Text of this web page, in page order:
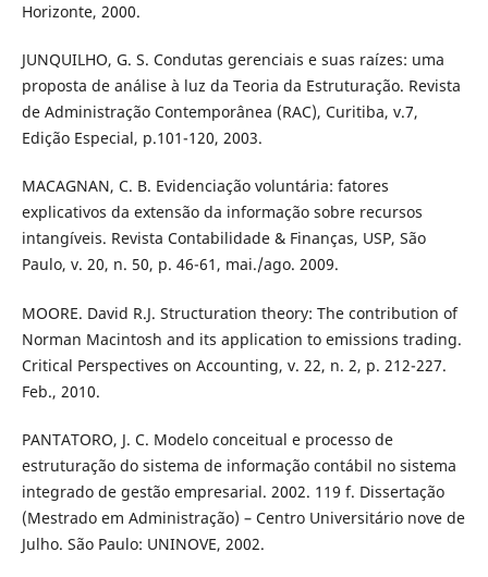
Horizonte, 2000.
JUNQUILHO, G. S. Condutas gerenciais e suas raízes: uma
proposta de análise à luz da Teoria da Estruturação. Revista
de Administração Contemporânea (RAC), Curitiba, v.7,
Edição Especial, p.101-120, 2003.
MACAGNAN, C. B. Evidenciação voluntária: fatores
explicativos da extensão da informação sobre recursos
intangíveis. Revista Contabilidade & Finanças, USP, São
Paulo, v. 20, n. 50, p. 46-61, mai./ago. 2009.
MOORE. David R.J. Structuration theory: The contribution of
Norman Macintosh and its application to emissions trading.
Critical Perspectives on Accounting, v. 22, n. 2, p. 212-227.
Feb., 2010.
PANTATORO, J. C. Modelo conceitual e processo de
estruturação do sistema de informação contábil no sistema
integrado de gestão empresarial. 2002. 119 f. Dissertação
(Mestrado em Administração) – Centro Universitário nove de
Julho. São Paulo: UNINOVE, 2002.